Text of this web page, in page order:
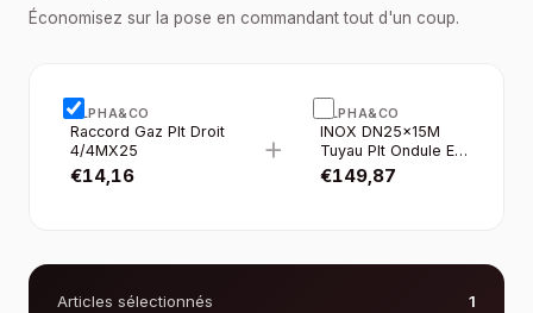
Économisez sur la pose en commandant tout d'un coup.
ALPHA&CO
Raccord Gaz Plt Droit
4/4MX25
€14,16
+
ALPHA&CO
INOX DN25×15M
Tuyau Plt Ondule EN
Rouleau Gaine Jaune
€149,87
Articles sélectionnés
1